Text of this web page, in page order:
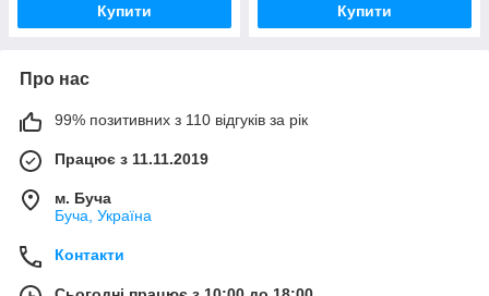
Купити Купити
Про нас
99% позитивних з 110 відгуків за рік
Працює з 11.11.2019
м. Буча
Буча, Україна
Контакти